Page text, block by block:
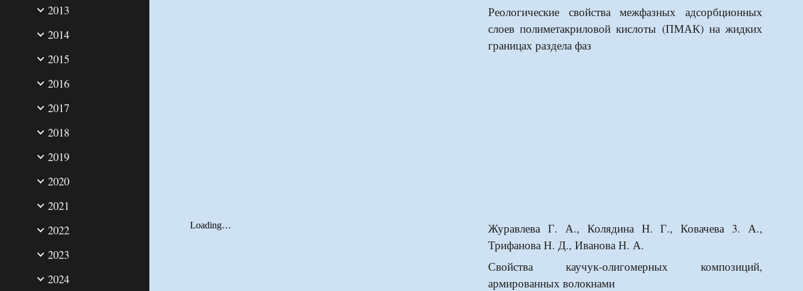
2013
2014
2015
2016
2017
2018
2019
2020
2021
2022
2023
2024
Реологические свойства межфазных адсорбционных
слоев полиметакриловой кислоты (ПМАК) на жидких
границах раздела фаз
Журавлева Г. А., Колядина Н. Г., Ковачева 3. А.,
Трифанова Н. Д., Иванова Н. А.
Свойства каучук-олигомерных композиций,
армированных волокнами